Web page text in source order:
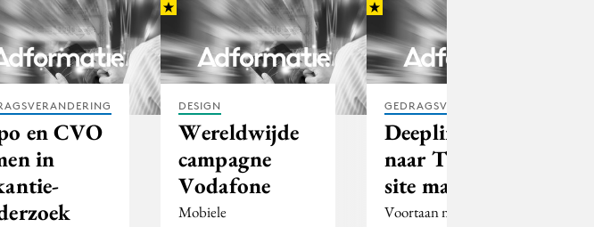
en CVO
in
DESIGN
Wereldwijde
campagne
Vodafone
Mobiele
GEDRAGSVERANDERING
Deeplinken
naar Trouw-
site mag
Voortaan mag iedereen